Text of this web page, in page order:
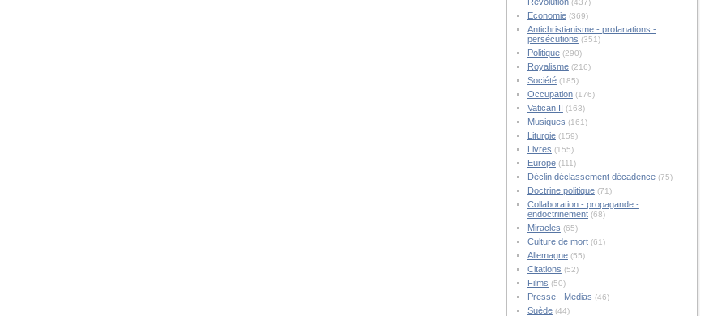
(437)
Economie(369)
Antichristianisme - profanations -
persécutions (351)
Politique(290)
Royalisme(216)
Société(185)
Occupation(176)
Vatican II (163)
Musiques (161)
Liturgie(159)
Livres (155)
Europe(111)
Déclin déclassement décadence(75)
Doctrine politique(71)
Collaboration - propagande -
endoctrinement(68)
Miracles (65)
Culture de mort(61)
Allemagne(55)
Citations (52)
Films (50)
Presse - Medias (46)
Suède(44)